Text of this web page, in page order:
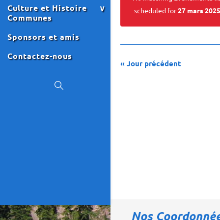
Culture et Histoire
Communes
Sponsors et amis
Contactez-nous
scheduled for27 mars 2025
« Jour précédent
Nos